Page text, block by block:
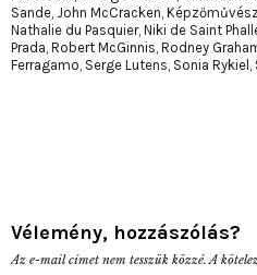
Sande, John McCracken,
Nathalie du Pasquier, Niki de Saint
Prada, Robert McGinnis, Rodney
Ferragamo, Serge Lutens, Sonia Rykiel ,
Vélemény, hozzászólás?
Az e-mail címet nem tesszük közzé. A